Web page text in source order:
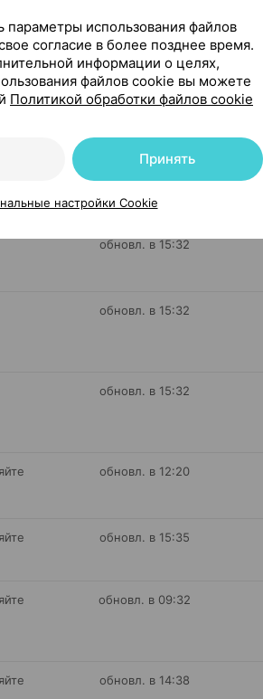
обновл. в 15:32
обновл. в 15:32
обновл. в 15:32
обновл. в 15:32
обновл. в 12:20
обновл. в 15:35
обновл. в 09:32
обновл. в 14:38
использования файлов
согласие в более позднее время.
информации о целях,
файлов cookie вы можете
Политикой обработки файлов cookie
Принять
настройки Cookie